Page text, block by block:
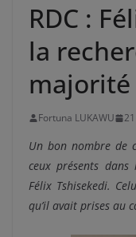
RDC :
la
Fortuna LUKAWU
Un bon nombre de
ceux présents
Félix Tshisekedi.
qu’il avait prises au